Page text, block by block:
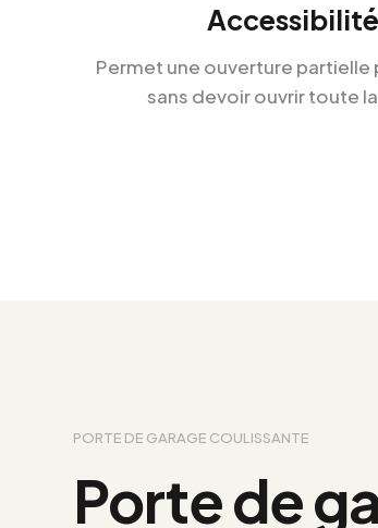
Accessibilité
Permet une ouverture partielle
sans devoir ouvrir toute
PORTE DE GARAGE COULISSANTE
Porte de